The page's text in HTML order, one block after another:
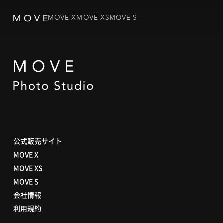
MOVE XMOVE XSMOVE S
公式販売サイト
MOVE X
MOVE XS
MOVE S
会社情報
利用規約